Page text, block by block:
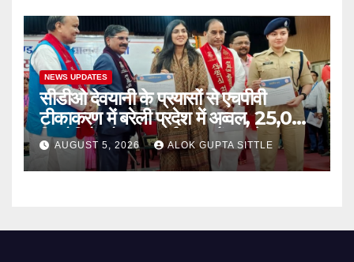
NEWS UPDATES
सीडीओ देवयानी के प्रयासों से एचपीवी
टीकाकरण में बरेली प्रदेश में अव्वल, 25,053
किशोरियों को लगा सर्वाइकल कैंसर से बचाव
का टीका..
AUGUST 5, 2026 ALOK GUPTA SITTLE